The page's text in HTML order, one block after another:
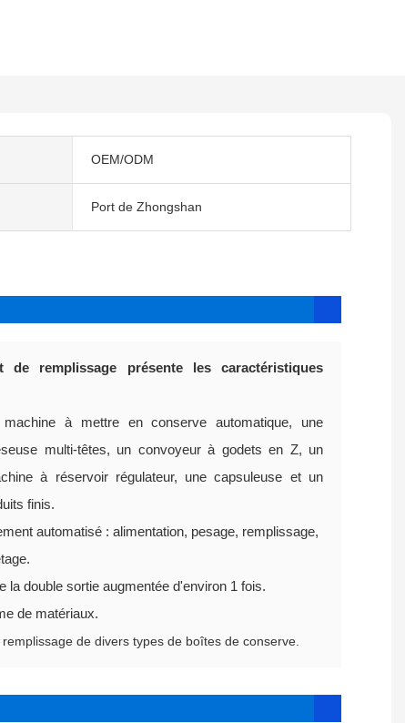
OEM/ODM
Port de Zhongshan
remplissage présente les caractéristiques
à mettre en conserve automatique, une
multi-têtes, un convoyeur à godets en Z, un
à réservoir régulateur, une capsuleuse et un
finis.
automatisé : alimentation, pesage, remplissage,
la double sortie augmentée d'environ 1 fois.
de matériaux.
de divers types de boîtes de conserve.